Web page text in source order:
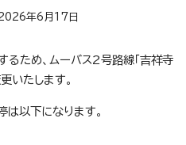
年6月17日
ため、ムーバス2号路線「吉祥寺
いたします。
以下になります。